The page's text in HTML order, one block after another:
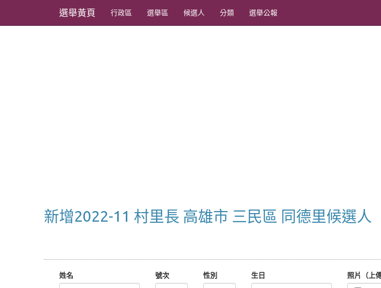
選舉黃頁 行政區 選舉區 候選人 分類 選舉公報
新增2022-11 村里長 高雄市 三民區 同德里候選人
姓名 號次 性別 生日 照片（上